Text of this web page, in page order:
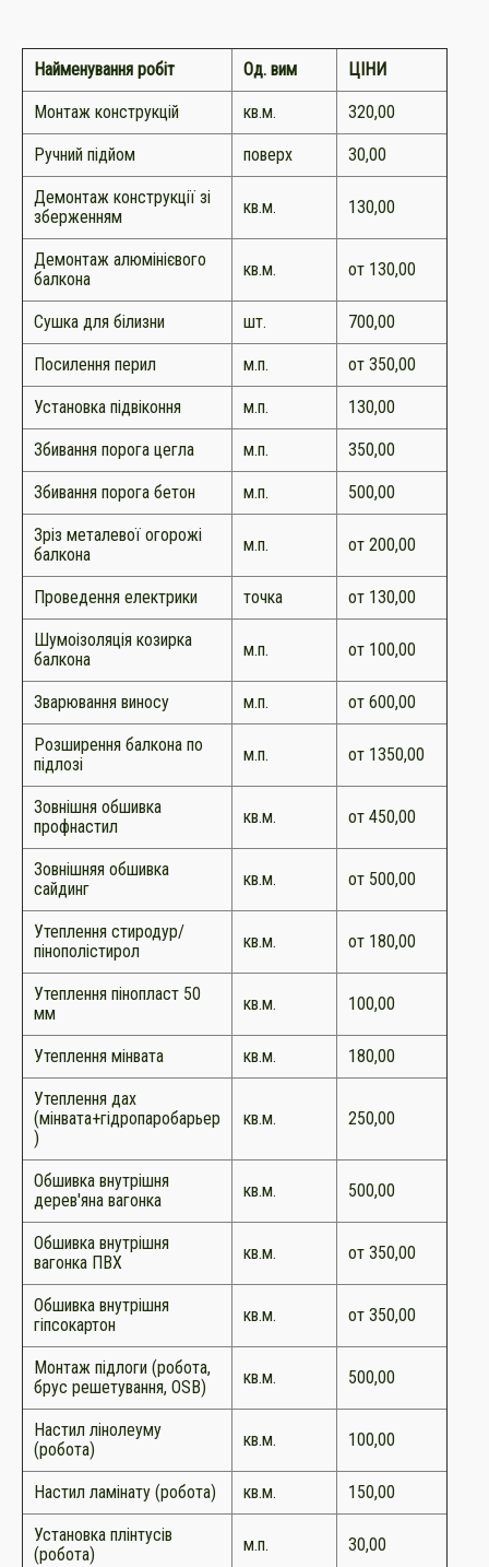
Найменування робіт Од. вим ЦІНИ
Монтаж конструкцій кв.м. 320,00
Ручний підйом поверх 30,00
Демонтаж конструкції зі
зберженням
кв.м. 130,00
Демонтаж алюмінієвого
балкона
кв.м. от 130,00
Сушка для білизни шт. 700,00
Посилення перил м.п. от 350,00
Установка підвіконня м.п. 130,00
Збивання порога цегла м.п. 350,00
Збивання порога бетон м.п. 500,00
Зріз металевої огорожі
балкона
м.п. от 200,00
Проведення електрики точка от 130,00
Шумоізоляція козирка
балкона
м.п. от 100,00
Зварювання виносу м.п. от 600,00
Розширення балкона по
підлозі
м.п. от 1350,00
Зовнішня обшивка
профнастил
кв.м. от 450,00
Зовнішняя обшивка
сайдинг
кв.м. от 500,00
Утеплення стиродур/
пінополістирол
кв.м. от 180,00
Утеплення пінопласт 50
мм
кв.м. 100,00
Утеплення мінвата кв.м. 180,00
Утеплення дах
(мінвата+гідропаробарьер
)
кв.м. 250,00
Обшивка внутрішня
дерев'яна вагонка
кв.м. 500,00
Обшивка внутрішня
вагонка ПВХ
кв.м. от 350,00
Обшивка внутрішня
гіпсокартон
кв.м. от 350,00
Монтаж підлоги (робота,
брус решетування, OSB)
кв.м. 500,00
Настил лінолеуму
(робота)
кв.м. 100,00
Настил ламінату (робота) кв.м. 150,00
Установка плінтусів
(робота)
м.п. 30,00